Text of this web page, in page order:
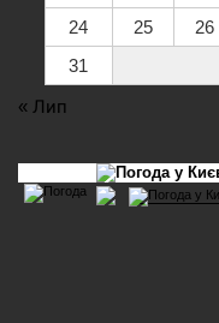
24
25 26
31
« Лип